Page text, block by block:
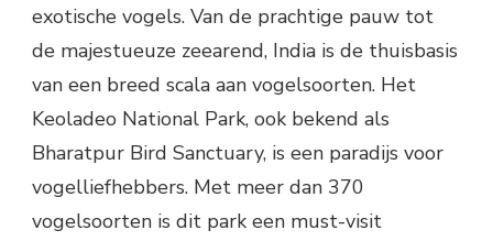
exotische vogels. Van de prachtige pauw tot
de majestueuze zeearend, India is de thuisbasis
van een breed scala aan vogelsoorten. Het
Keoladeo National Park, ook bekend als
Bharatpur Bird Sanctuary, is een paradijs voor
vogelliefhebbers. Met meer dan 370
vogelsoorten is dit park een must-visit